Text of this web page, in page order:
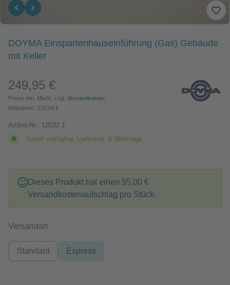
DOYMA Einspartenhauseinführung (Gas) Gebäude
mit Keller
Regulärer Preis:
249,95 €
Preise inkl. MwSt. zzgl. Versandkosten
Nettopreis: 210,04 €
Artikel-Nr.: 12032.1
Sofort verfügbar, Lieferzeit: 6 Werktage
Dieses Produkt hat einen 55,00 €
Versandkostenaufschlag pro Stück.
Versandartauswählen
Standard Express